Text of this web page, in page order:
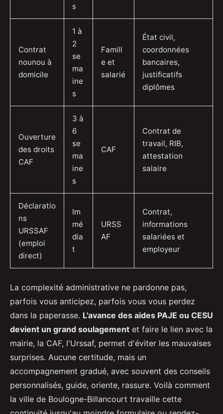
s
Contrat
nounou à
domicile
1 à
2
se
ma
ine
s
Famill
e et
salarié
État civil,
coordonnées
bancaires,
justificatifs
diplômes
Ouverture
des droits
CAF
3 à
6
se
ma
ine
s
CAF
Contrat de
travail, RIB,
attestation
salaire
Déclaratio
ns
URSSAF
(emploi
direct)
Im
mé
dia
t
URSS
AF
Contrat,
informations
salariées et
employeur
La complexité administrative ne pardonne pas,
parfois vous anticipez, parfois vous vous perdez
dans la paperasse. L'avance des aides PAJE ou CESU
devient un grand soulagement et faire le lien avec la
mairie, la CAF, l'Urssaf, permet d'éviter les mauvaises
surprises. Aucune certitude, mais un
accompagnement gradué, avec souvent des conseils
personnalisés, guide, oriente, rassure. Voilà comment
la ville de Boulogne-Billancourt travaille cette